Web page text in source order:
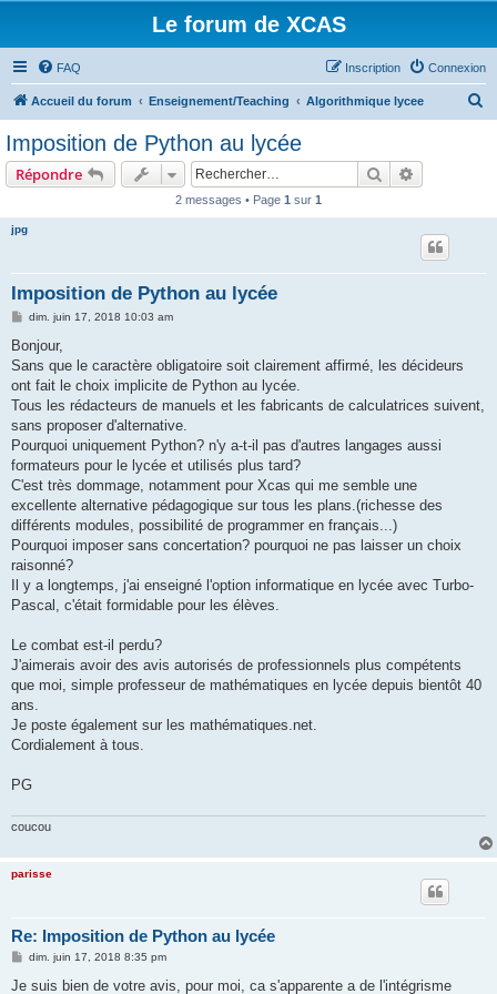
Le forum de XCAS
FAQ Connexion
Inscription
Accueil du forum Enseignement/Teaching Algorithmique lycee
Imposition de Python au lycée
Répondre Rechercher
2 messages • Page 1 sur 1
jpg
Imposition de Python au lycée
M
s
a
g
dim. juin 17, 2018 10:03 am
Bonjour,
Sans que le caractère obligatoire soit clairement affirmé, les décideurs
ont fait le choix implicite de Python au lycée.
Tous les rédacteurs de manuels et les fabricants de calculatrices suivent,
sans proposer d'alternative.
Pourquoi uniquement Python? n'y a-t-il pas d'autres langages aussi
formateurs pour le lycée et utilisés plus tard?
C'est très dommage, notamment pour Xcas qui me semble une
excellente alternative pédagogique sur tous les plans.(richesse des
différents modules, possibilité de programmer en français...)
Pourquoi imposer sans concertation? pourquoi ne pas laisser un choix
raisonné?
Il y a longtemps, j'ai enseigné l'option informatique en lycée avec Turbo-
Pascal, c'était formidable pour les élèves.
Le combat est-il perdu?
J'aimerais avoir des avis autorisés de professionnels plus compétents
que moi, simple professeur de mathématiques en lycée depuis bientôt 40
ans.
Je poste également sur les mathématiques.net.
Cordialement à tous.
PG
coucou
parisse
Re: Imposition de Python au lycée
M
s
dim. juin 17, 2018 8:35 pm
Je suis bien de votre avis, pour moi, ca s'apparente a de l'intégrisme